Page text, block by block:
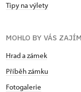
Tipy na výlety
MOHLO BY VÁS
Hrad a zámek
Příběh zámku
Fotogalerie